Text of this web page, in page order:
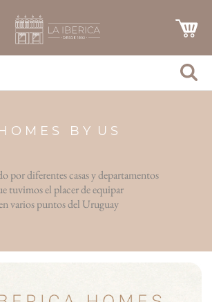
O M E S B Y U S
por diferentes casas y departamentos
tuvimos el placer de equipar
varios puntos del Uruguay